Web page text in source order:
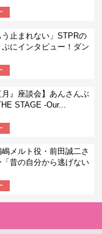
う止まれない」STPRの
にインタビュー！ダン
月』座談会】あんさんぶ
STAGE -Our...
嶋メルト役・前田誠二さ
昔の自分から逃げない